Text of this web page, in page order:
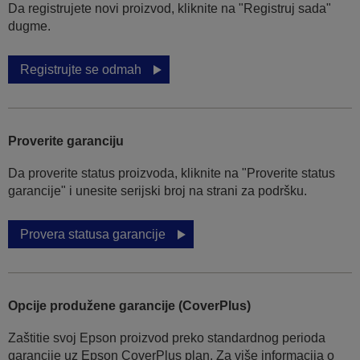
Da registrujete novi proizvod, kliknite na "Registruj sada"
dugme.
Registrujte se odmah
Proverite garanciju
Da proverite status proizvoda, kliknite na "Proverite status
garancije" i unesite serijski broj na strani za podršku.
Provera statusa garancije
Opcije produžene garancije (CoverPlus)
Zaštitie svoj Epson proizvod preko standardnog perioda
garancije uz Epson CoverPlus plan. Za više informacija o